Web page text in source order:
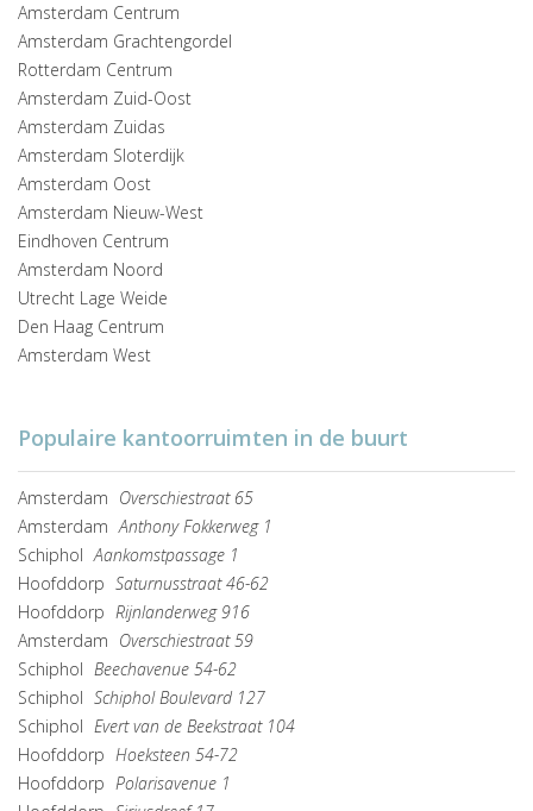
Amsterdam Centrum
Amsterdam Grachtengordel
Rotterdam Centrum
Amsterdam Zuid-Oost
Amsterdam Zuidas
Amsterdam Sloterdijk
Amsterdam Oost
Amsterdam Nieuw-West
Eindhoven Centrum
Amsterdam Noord
Utrecht Lage Weide
Den Haag Centrum
Amsterdam West
Populaire kantoorruimten in de buurt
Amsterdam Overschiestraat 65
Amsterdam Anthony Fokkerweg 1
Schiphol Aankomstpassage 1
Hoofddorp Saturnusstraat 46-62
Hoofddorp Rijnlanderweg 916
Amsterdam Overschiestraat 59
Schiphol Beechavenue 54-62
Schiphol Schiphol Boulevard 127
Schiphol Evert van de Beekstraat 104
Hoofddorp Hoeksteen 54-72
Hoofddorp Polarisavenue 1